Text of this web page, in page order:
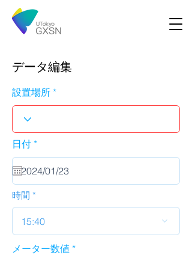
データ編集
設置場所
日付 *r
u
i
d
時間
15:40
メーター数値